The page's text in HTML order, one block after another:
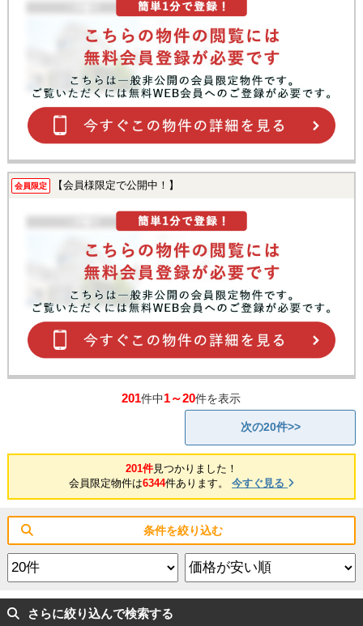
会員限定 【会員様限定で公開中！】
201件中1～20件を表示
次の20件>>
201件見つかりました！
会員限定物件は6344件あります。 今すぐ見る
条件を絞り込む
さらに絞り込んで検索する